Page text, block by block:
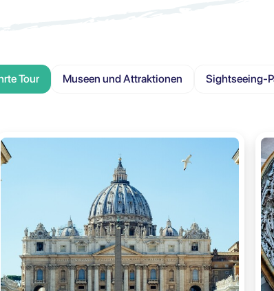
Tour Museen und Attraktionen Sightseeing-